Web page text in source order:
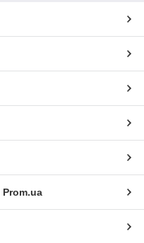
Prom.ua